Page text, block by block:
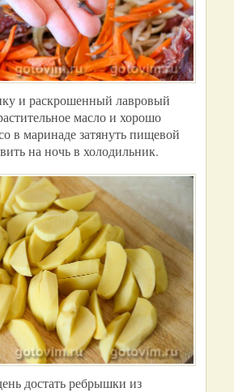
и раскрошенный лавровый
масло и хорошо
в маринаде затянуть пищевой
на ночь в холодильник.
достать ребрышки из